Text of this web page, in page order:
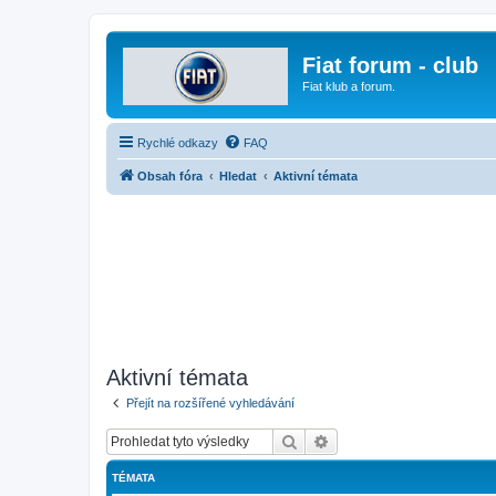
Fiat forum - club
Fiat klub a forum.
Rychlé odkazy FAQ
Obsah fóra Hledat Aktivní témata
Aktivní témata
Přejít na rozšířené vyhledávání
Hledat
TÉMATA